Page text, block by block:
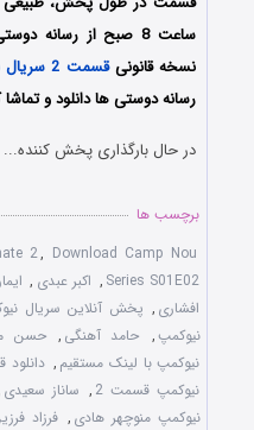
ساعت 8 صبح از رسانه
نسخه قانونیقسمت 2 سریال نیوکمپ
رسانه دوستی ها دانلود و تماشا
در حال بارگذاری پخش کننده...
برچسب ها
2, Download Camp Nou
Series S01E02
, اکبر عبدی ,
افشاری , پخش آنلاین سریال
نیوکمپ, حامد آهنگی , حسن
نیوکمپ با لینک مستقیم ,
نیوکمپ قسمت 2
, ساناز سعیدی
نیوکمپ منوچهر‌ هادی , فرزاد